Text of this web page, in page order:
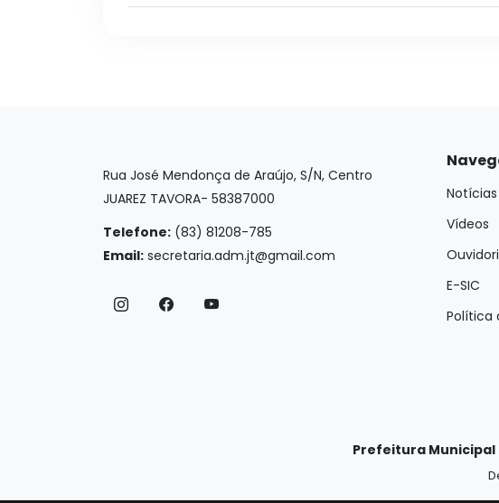
Rua José Mendonça de Araújo, S/N, Centro
JUAREZ TAVORA- 58387000
Telefone: (83) 81208-785
Email: secretaria.adm.jt@gmail.com
Notícias
Vídeos
E-SIC
Política
Prefeitura